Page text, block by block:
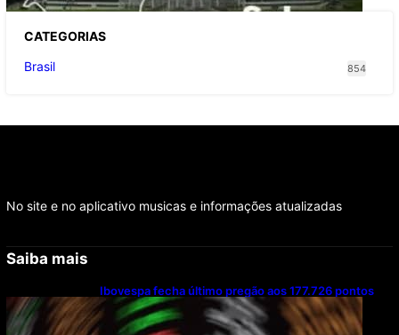
CATEGORIAS
Brasil
854
No site e no aplicativo musicas e informações atualizadas
Saiba mais
Ibovespa fecha último pregão aos 177.726 pontos